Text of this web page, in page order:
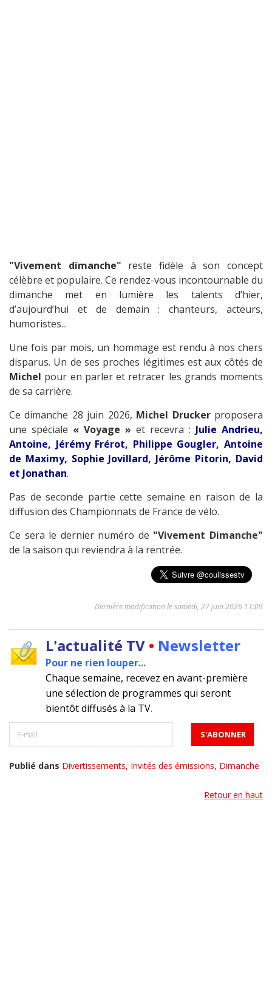
"Vivement dimanche" reste fidèle à son concept
célèbre et populaire. Ce rendez-vous incontournable du
dimanche met en lumière les talents d’hier,
d’aujourd’hui et de demain : chanteurs, acteurs,
humoristes...
Une fois par mois, un hommage est rendu à nos chers
disparus. Un de ses proches légitimes est aux côtés de
Michel pour en parler et retracer les grands moments
de sa carrière.
Ce dimanche 28 juin 2026, Michel Druckerproposera
une spéciale « Voyage » et recevra : Julie Andrieu,
Antoine, Jérémy Frérot, Philippe Gougler, Antoine
de Maximy, Sophie Jovillard, Jérôme Pitorin, David
et Jonathan.
Pas de seconde partie cette semaine en raison de la
diffusion des Championnats de France de vélo.
Ce sera le dernier numéro de "Vivement Dimanche"
de la saison qui reviendra à la rentrée.
Dernière modification le samedi, 27 juin 2026 11:09
L'actualité TV • Newsletter
Pour ne rien louper...
Chaque semaine, recevez en avant-première
une sélection de programmes qui seront
bientôt diffusés à la TV.
Publié dans Divertissements, Invités des émissions, Dimanche
Retour en haut